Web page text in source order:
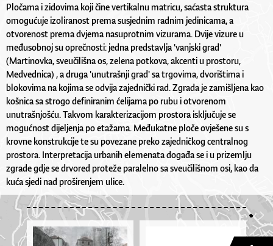
Pločama i zidovima koji čine vertikalnu matricu, saćasta struktura
omogućuje izoliranost prema susjednim radnim jedinicama, a
otvorenost prema dvjema nasuprotnim vizurama. Dvije vizure u
međusobnoj su oprečnosti: jedna predstavlja 'vanjski grad'
(Martinovka, sveučilišna os, zelena potkova, akcenti u prostoru,
Medvednica) , a druga 'unutrašnji grad' sa trgovima, dvorištima i
blokovima na kojima se odvija zajednički rad. Zgrada je zamišljena kao
košnica sa strogo definiranim ćelijama po rubu i otvorenom
unutrašnjošću. Takvom karakterizacijom prostora isključuje se
mogućnost dijeljenja po etažama. Međukatne ploče ovješene su s
krovne konstrukcije te su povezane preko zajedničkog centralnog
prostora. Interpretacija urbanih elemenata događa se i u prizemlju
zgrade gdje se drvored proteže paralelno sa sveučilišnom osi, kao da
kuća sjedi nad proširenjem ulice.